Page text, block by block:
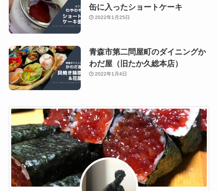
缶に入ったショートケーキ
2022年1月25日
青森市第二問屋町のダイニングか
わだ屋（旧たか久総本店）
2022年1月4日